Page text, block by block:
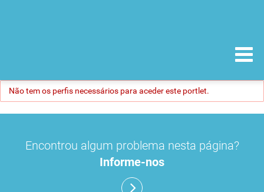
Não tem os perfis necessários para aceder este portlet.
Encontrou algum problema nesta página?
Informe-nos